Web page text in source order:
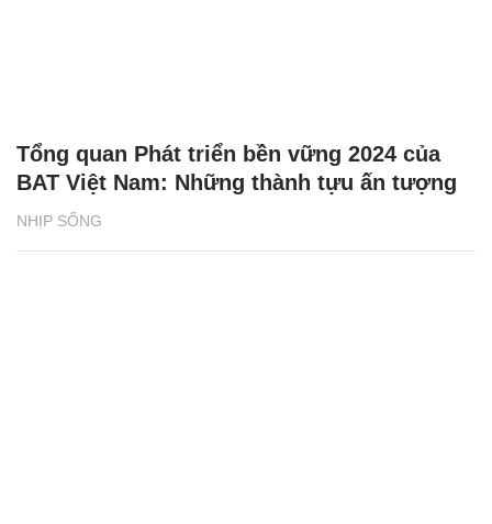
NHỊP SỐNG
Tổng quan Phát triển bền vững 2024 của
BAT Việt Nam: Những thành tựu ấn tượng